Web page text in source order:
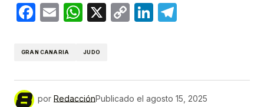
Facebook
EmailWhatsApp
X
CopyLinkedIn
GRAN CANARIA JUDO
por RedacciónPublicado el agosto 15, 2025